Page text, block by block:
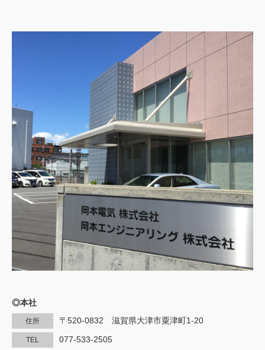
◎本社
住所 〒520-0832 滋賀県大津市粟津町1-20
TEL 077-533-2505